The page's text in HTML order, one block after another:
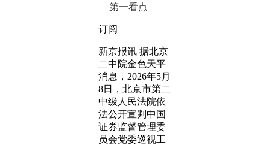
第一看点
订阅
新京报讯 据北京
二中院金色天平
消息，2026年5月
8日，北京市第二
中级人民法院依
法公开宣判中国
证券监督管理委
员会党委巡视工